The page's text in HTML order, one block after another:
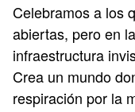
Celebramos a los
abiertas, pero en
infraestructura
Crea un mundo
respiración por la